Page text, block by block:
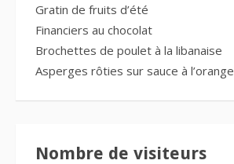
Gratin de fruits d’été
Financiers au chocolat
Brochettes de poulet à la libanaise
Asperges rôties sur sauce à l’orange
Nombre de visiteurs